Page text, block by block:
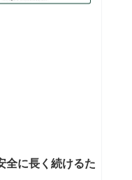
全に長く続けるた